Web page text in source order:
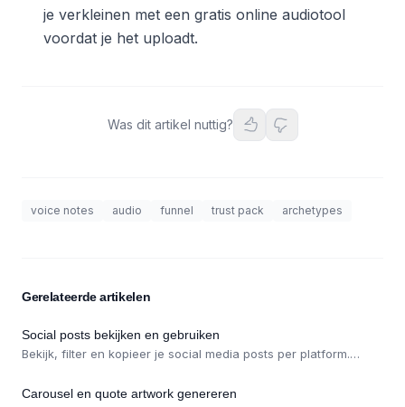
je verkleinen met een gratis online audiotool
voordat je het uploadt.
Was dit artikel nuttig?
voice notes audio funnel trust pack archetypes
Gerelateerde artikelen
Social posts bekijken en gebruiken
Bekijk, filter en kopieer je social media posts per platform.
Carousel en quote artwork genereren